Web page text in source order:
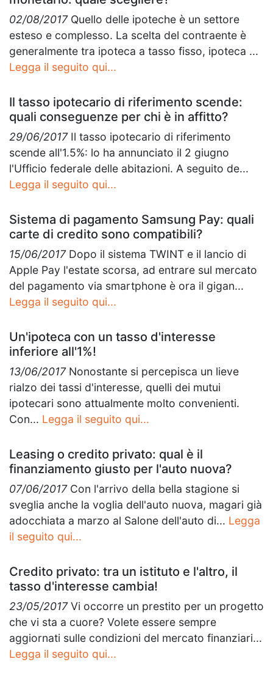
02/08/2017Quello delle ipoteche è un settore
esteso e complesso. La scelta del contraente è
generalmente tra ipoteca a tasso fisso, ipoteca ...
Legga il seguito qui...
Il tasso ipotecario di riferimento scende:
quali conseguenze per chi è in affitto?
29/06/2017Il tasso ipotecario di riferimento
scende all'1.5%: lo ha annunciato il 2 giugno
l'Ufficio federale delle abitazioni. A seguito de...
Legga il seguito qui...
Sistema di pagamento Samsung Pay: quali
carte di credito sono compatibili?
15/06/2017Dopo il sistema TWINT e il lancio di
Apple Pay l'estate scorsa, ad entrare sul mercato
del pagamento via smartphone è ora il gigan...
Legga il seguito qui...
Un'ipoteca con un tasso d'interesse
inferiore all'1%!
13/06/2017Nonostante si percepisca un lieve
rialzo dei tassi d'interesse, quelli dei mutui
ipotecari sono attualmente molto convenienti.
Con... Legga il seguito qui...
Leasing o credito privato: qual è il
finanziamento giusto per l'auto nuova?
07/06/2017Con l'arrivo della bella stagione si
sveglia anche la voglia dell'auto nuova, magari già
adocchiata a marzo al Salone dell'auto di... Legga
il seguito qui...
Credito privato: tra un istituto e l'altro, il
tasso d'interesse cambia!
23/05/2017Vi occorre un prestito per un progetto
che vi sta a cuore? Volete essere sempre
aggiornati sulle condizioni del mercato finanziari...
Legga il seguito qui...